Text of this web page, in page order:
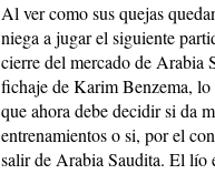
Al ver como sus quejas
niega a jugar el siguiente
cierre del mercado de Arabia
fichaje de Karim Benzema,
que ahora debe decidir si da
entrenamientos o si, por el
salir de Arabia Saudita. El lío